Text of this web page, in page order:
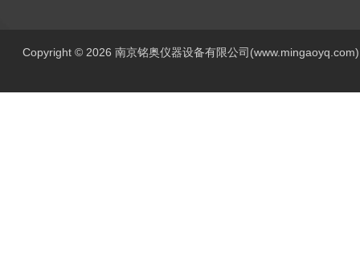
Copyright © 2026 南京铭奥仪器设备有限公司